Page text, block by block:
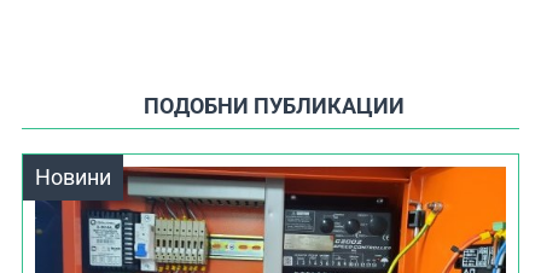
ПОДОБНИ ПУБЛИКАЦИИ
Новини